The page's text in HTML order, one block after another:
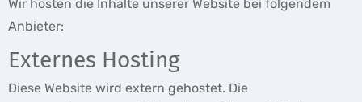
Wir hosten die Inhalte unserer Website bei folgendem
Anbieter:
Externes Hosting
Diese Website wird extern gehostet. Die